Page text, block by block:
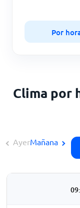
Por
Clima por
AyerMañana